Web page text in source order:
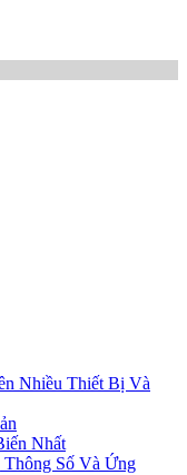
Nhiều Thiết Bị Và
Nhất
Thông Số Và Ứng